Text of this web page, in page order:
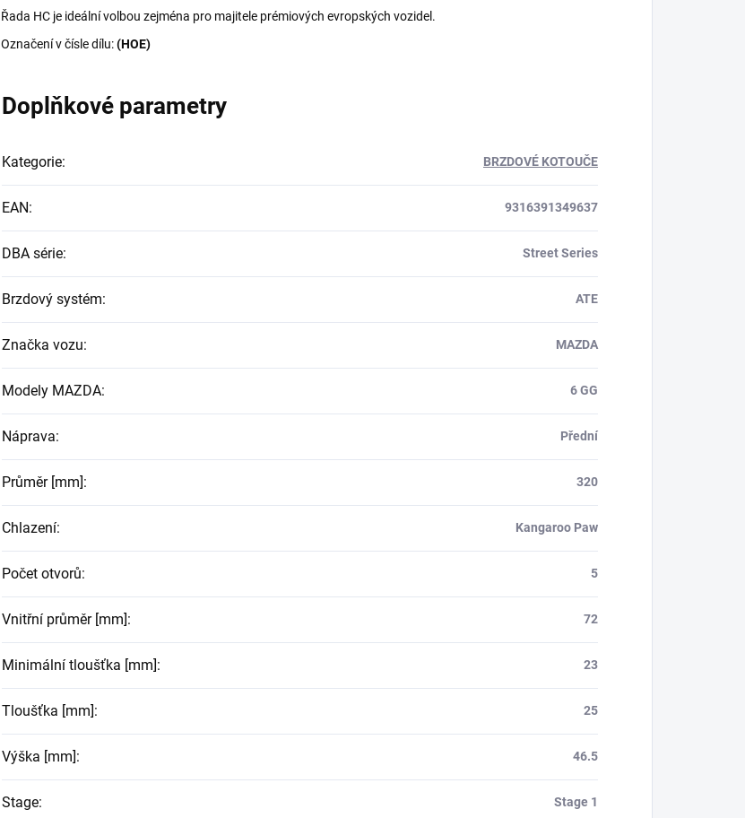
Řada HC je ideální volbou zejména pro majitele prémiových evropských vozidel.
Označení v čísle dílu:(HOE)
Doplňkové parametry
Kategorie: BRZDOVÉ KOTOUČE
EAN: 9316391349637
DBA série: Street Series
Brzdový systém: ATE
Značka vozu: MAZDA
Modely MAZDA: 6 GG
Náprava: Přední
Průměr [mm]: 320
Chlazení: Kangaroo Paw
Počet otvorů: 5
Vnitřní průměr [mm]: 72
Minimální tloušťka [mm]: 23
Tloušťka [mm]: 25
Výška [mm]: 46.5
Stage: Stage 1